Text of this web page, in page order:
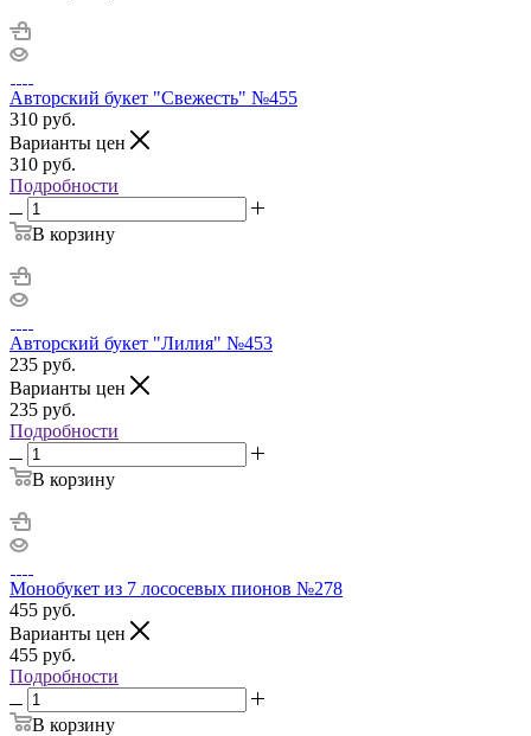
Авторский букет "Свежесть" №455
310 руб.
Варианты цен
310 руб.
Подробности
В корзину
Авторский букет "Лилия" №453
235 руб.
Варианты цен
235 руб.
Подробности
В корзину
Монобукет из 7 лососевых пионов №278
455 руб.
Варианты цен
455 руб.
Подробности
В корзину